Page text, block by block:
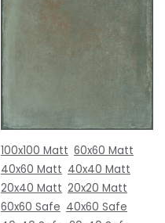
100x100 Matt 60x60 Matt
40x60 Matt 40x40 Matt
20x40 Matt 20x20 Matt
60x60 Safe 40x60 Safe